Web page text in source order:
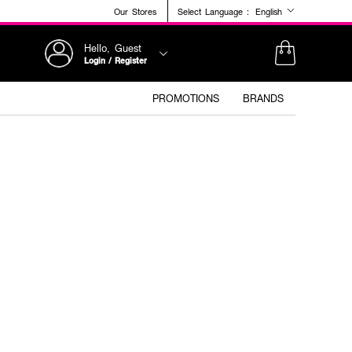
Our Stores Select Language : English
Hello, Guest
Login / Register
PROMOTIONS BRANDS